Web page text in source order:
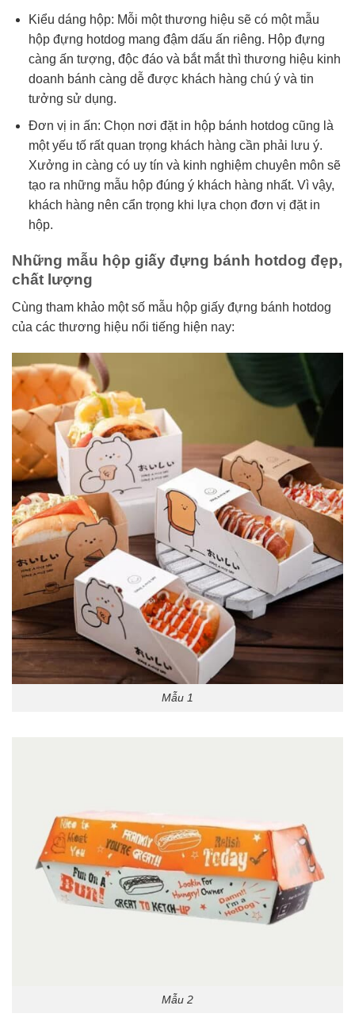
Kiểu dáng hộp: Mỗi một thương hiệu sẽ có một mẫu
hộp đựng hotdog mang đậm dấu ấn riêng. Hộp đựng
càng ấn tượng, độc đáo và bắt mắt thì thương hiệu kinh
doanh bánh càng dễ được khách hàng chú ý và tin
tưởng sử dụng.
Đơn vị in ấn: Chọn nơi đặt in hộp bánh hotdog cũng là
một yếu tố rất quan trọng khách hàng cần phải lưu ý.
Xưởng in càng có uy tín và kinh nghiệm chuyên môn sẽ
tạo ra những mẫu hộp đúng ý khách hàng nhất. Vì vậy,
khách hàng nên cẩn trọng khi lựa chọn đơn vị đặt in
hộp.
Những mẫu hộp giấy đựng bánh hotdog đẹp,
chất lượng
Cùng tham khảo một số mẫu hộp giấy đựng bánh hotdog
của các thương hiệu nổi tiếng hiện nay:
Mẫu 1
Mẫu 2